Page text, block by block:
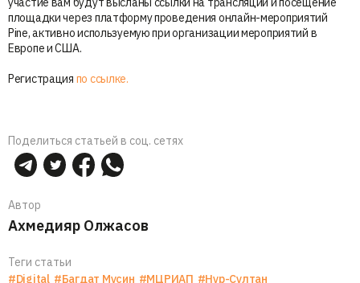
площадки через платформу проведения онлайн-мероприятий
Pine, активно используемую при организации мероприятий в
Европе и США.
Регистрация по ссылке.
Поделиться статьей в соц. сетях
Автор
Ахмедияр Олжасов
Теги статьи
#Digital #Багдат Мусин #МЦРИАП #Нур-Султан